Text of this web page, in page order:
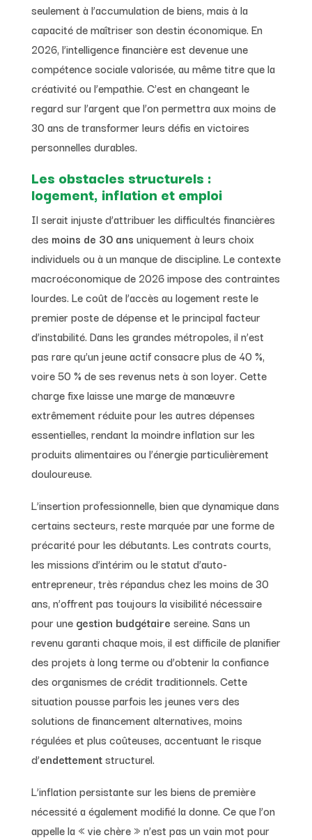
seulement à l’accumulation de biens, mais à la
capacité de maîtriser son destin économique. En
2026, l’intelligence financière est devenue une
compétence sociale valorisée, au même titre que la
créativité ou l’empathie. C’est en changeant le
regard sur l’argent que l’on permettra aux moins de
30 ans de transformer leurs défis en victoires
personnelles durables.
Les obstacles structurels :
logement, inflation et emploi
Il serait injuste d’attribuer les difficultés financières
des moins de 30 ans uniquement à leurs choix
individuels ou à un manque de discipline. Le contexte
macroéconomique de 2026 impose des contraintes
lourdes. Le coût de l’accès au logement reste le
premier poste de dépense et le principal facteur
d’instabilité. Dans les grandes métropoles, il n’est
pas rare qu’un jeune actif consacre plus de 40 %,
voire 50 % de ses revenus nets à son loyer. Cette
charge fixe laisse une marge de manœuvre
extrêmement réduite pour les autres dépenses
essentielles, rendant la moindre inflation sur les
produits alimentaires ou l’énergie particulièrement
douloureuse.
L’insertion professionnelle, bien que dynamique dans
certains secteurs, reste marquée par une forme de
précarité pour les débutants. Les contrats courts,
les missions d’intérim ou le statut d’auto-
entrepreneur, très répandus chez les moins de 30
ans, n’offrent pas toujours la visibilité nécessaire
pour une gestion budgétaire sereine. Sans un
revenu garanti chaque mois, il est difficile de planifier
des projets à long terme ou d’obtenir la confiance
des organismes de crédit traditionnels. Cette
situation pousse parfois les jeunes vers des
solutions de financement alternatives, moins
régulées et plus coûteuses, accentuant le risque
d’endettementstructurel.
L’inflation persistante sur les biens de première
nécessité a également modifié la donne. Ce que l’on
appelle la « vie chère » n’est pas un vain mot pour